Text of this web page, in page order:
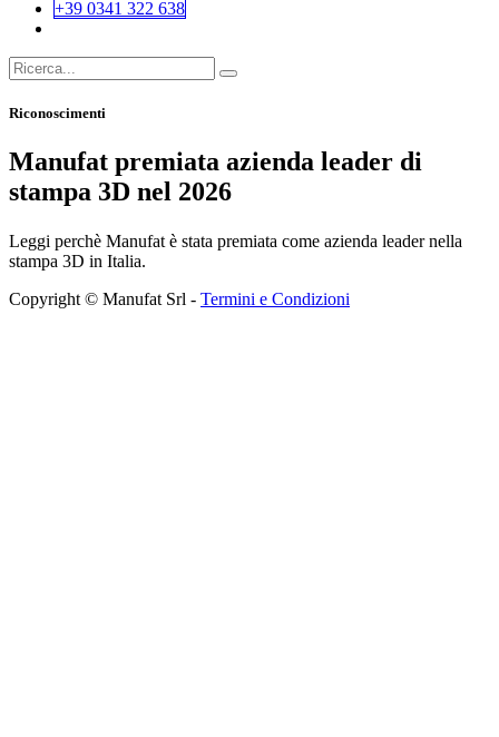
+39 0341 322 638
Riconoscimenti
Manufat premiata azienda leader di
stampa 3D nel 2026
Leggi perchè Manufat è stata premiata come azienda leader nella
stampa 3D in Italia.
Copyright © Manufat Srl - Termini e Condizioni